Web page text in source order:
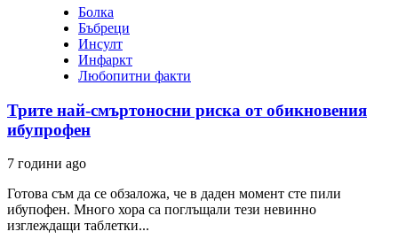
Болка
Бъбреци
Инсулт
Инфаркт
Любопитни факти
Трите най-смъртоносни риска от обикновения
ибупрофен
7 години ago
Готова съм да се обзаложа, че в даден момент сте пили
ибупофен. Много хора са поглъщали тези невинно
изглеждащи таблетки...